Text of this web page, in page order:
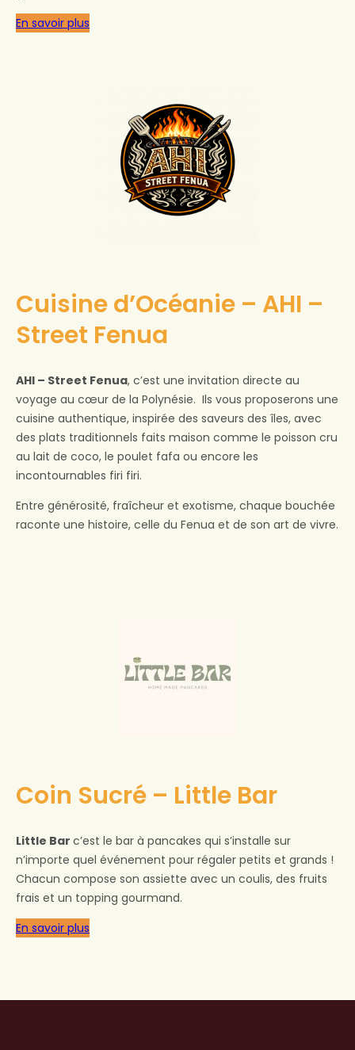
En savoir plus
Cuisine d’Océanie – AHI –
Street Fenua
AHI – Street Fenua, c’est une invitation directe au
voyage au cœur de la Polynésie. Ils vous proposerons une
cuisine authentique, inspirée des saveurs des îles, avec
des plats traditionnels faits maison comme le poisson cru
au lait de coco, le poulet fafa ou encore les
incontournables firi firi.
Entre générosité, fraîcheur et exotisme, chaque bouchée
raconte une histoire, celle du Fenua et de son art de vivre.
Coin Sucré – Little Bar
Little Bar c’est le bar à pancakes qui s’installe sur
n’importe quel événement pour régaler petits et grands !
Chacun compose son assiette avec un coulis, des fruits
frais et un topping gourmand.
En savoir plus